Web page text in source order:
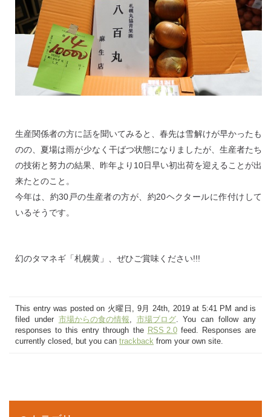
生産関係者の方に話を聞いてみると、春先は雪解けが早かったも
のの、夏場は雨が少なく干ばつ状態になりましたが、生産者たち
の技術と努力の結果、昨年より10日早い初出荷を迎えることが出
来たとのこと。
今年は、約30戸の生産者の方が、約20ヘクタールに作付けして
いるそうです。
幻のタマネギ「札幌黄」、ぜひご賞味ください!!!
This entry was posted on 火曜日, 9月 24th, 2019 at 5:41 PM and is
filed under 市場からの食の情報, 市場ブログ. You can follow any
responses to this entry through the RSS 2.0feed. Responses are
currently closed, but you can trackback from your own site.